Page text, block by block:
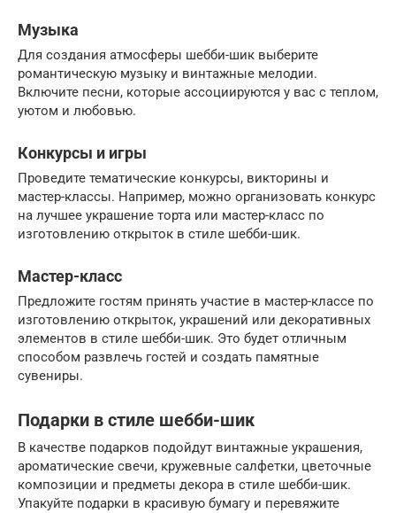
Музыка
Для создания атмосферы шебби-шик выберите
романтическую музыку и винтажные мелодии.
Включите песни, которые ассоциируются у вас с теплом,
уютом и любовью.
Конкурсы и игры
Проведите тематические конкурсы, викторины и
мастер-классы. Например, можно организовать конкурс
на лучшее украшение торта или мастер-класс по
изготовлению открыток в стиле шебби-шик.
Мастер-класс
Предложите гостям принять участие в мастер-классе по
изготовлению открыток, украшений или декоративных
элементов в стиле шебби-шик. Это будет отличным
способом развлечь гостей и создать памятные
сувениры.
Подарки в стиле шебби-шик
В качестве подарков подойдут винтажные украшения,
ароматические свечи, кружевные салфетки, цветочные
композиции и предметы декора в стиле шебби-шик.
Упакуйте подарки в красивую бумагу и перевяжите